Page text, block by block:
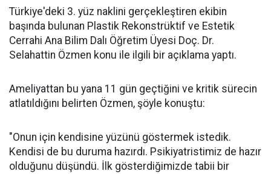
Türkiye'deki 3. yüz naklini gerçekleştiren ekibin
başında bulunan Plastik Rekonstrüktif ve Estetik
Cerrahi Ana Bilim Dalı Öğretim Üyesi Doç. Dr.
Selahattin Özmen konu ile ilgili bir açıklama yaptı.
Ameliyattan bu yana 11 gün geçtiğini ve kritik sürecin
atlatıldığını belirten Özmen, şöyle konuştu:
"Onun için kendisine yüzünü göstermek istedik.
Kendisi de bu duruma hazırdı. Psikiyatristimiz de hazır
olduğunu düşündü. İlk gösterdiğimizde tabii bir